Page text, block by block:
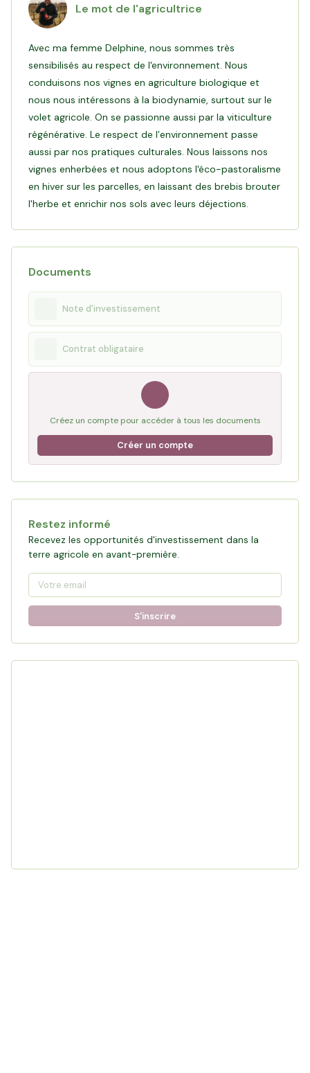
Objectif de ce financement: Delphine et Stéphane portent
une vision durable avec un modèle à taille humaine centré
autour de l’œnotourisme. L’investissement des particuliers via
Hectarea va leur permettre de sécuriser des vignes et
conserver de la trésorerie pour développer deux axes : le
Lire l'interview de Stéphane
Le mot de l'agricultrice
Avec ma femme Delphine, nous sommes très
sensibilisés au respect de l'environnement. Nous
conduisons nos vignes en agriculture biologique et
nous nous intéressons à la biodynamie, surtout sur le
volet agricole. On se passionne aussi par la viticulture
régénérative. Le respect de l’environnement passe
aussi par nos pratiques culturales. Nous laissons nos
vignes enherbées et nous adoptons l'éco-pastoralisme
en hiver sur les parcelles, en laissant des brebis brouter
l'herbe et enrichir nos sols avec leurs déjections.
Documents
Note d'investissement
Contrat obligataire
Créez un compte pour accéder à tous les documents
Créer un compte
Restez informé
Recevez les opportunités d'investissement dans la
terre agricole en avant-première.
S'inscrire